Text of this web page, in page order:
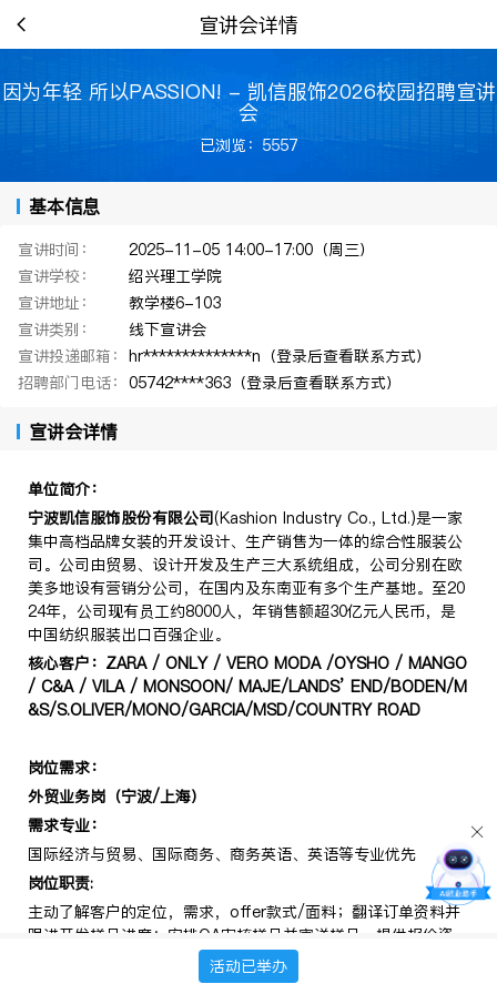
宣讲会详情
因为年轻 所以PASSION! - 凯信服饰2026校园招聘宣讲
会
已浏览：5557
基本信息
宣讲时间：
2025-11-05 14:00-17:00（周三）
宣讲学校：
绍兴理工学院
宣讲地址：
教学楼6-103
宣讲类别：
线下宣讲会
宣讲投递邮箱： hr**************n（登录后查看联系方式）
招聘部门电话： 05742****363（登录后查看联系方式）
宣讲会详情
单位简介：
宁波凯信服饰股份有限公司(Kashion Industry Co., Ltd.)是一家
集中高档品牌女装的开发设计、生产销售为一体的综合性服装公
司。公司由贸易、设计开发及生产三大系统组成，公司分别在欧
美多地设有营销分公司，在国内及东南亚有多个生产基地。至20
24年，公司现有员工约8000人，年销售额超30亿元人民币，是
中国纺织服装出口百强企业。
核心客户： ZARA / ONLY / VERO MODA /OYSHO / MANGO
/ C&A / VILA / MONSOON/ MAJE/LANDS’ END/BODEN/M
&S/S.OLIVER/MONO/GARCIA/MSD/COUNTRY ROAD
岗位需求：
外贸业务岗（宁波/上海）
需求专业：
国际经济与贸易、国际商务、商务英语、英语等专业优先
岗位职责:
主动了解客户的定位，需求，offer款式/面料；翻译订单资料并
跟进开发样品进度；安排QA审核样品并寄送样品，提供报价资
活动已举办